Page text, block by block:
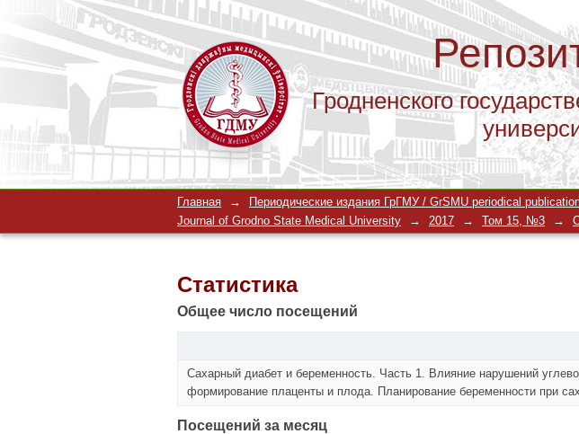
Гродненского
Статистика
Главная → Периодические издания ГрГМУ / GrSMU periodical
Journal of Grodno State Medical University
→ 2017 → Том 15, №3 →
Статистика
Общее число посещений
Сахарный диабет и беременность. Часть 1. Влияние нарушений
формирование плаценты и плода. Планирование беременности при
Посещений за месяц